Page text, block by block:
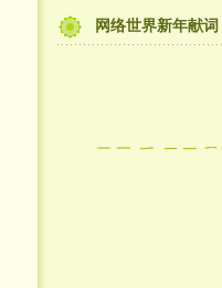
网络世界新年献